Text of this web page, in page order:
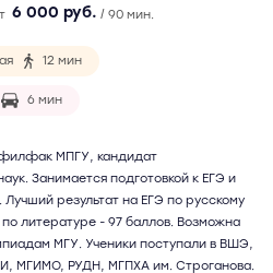
6 000 руб. / 90 мин.
12 мин
6 мин
филфак МПГУ, кандидат
Занимается подготовкой к ЕГЭ и
Лучший результат на ЕГЭ по русскому
по литературе - 97 баллов. Возможна
МГУ. Ученики поступали в ВШЭ,
МГИМО, РУДН, МГПХА им. Строганова.